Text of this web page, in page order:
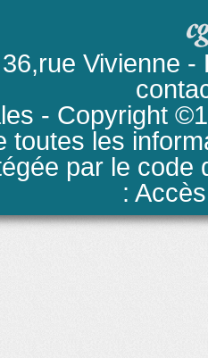
Vivienne -
- Copyright
toutes les
par le code
: